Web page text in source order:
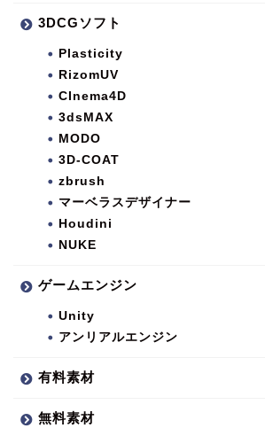
3DCGソフト
Plasticity
RizomUV
CInema4D
3dsMAX
MODO
3D-COAT
zbrush
マーベラスデザイナー
Houdini
NUKE
ゲームエンジン
Unity
アンリアルエンジン
有料素材
無料素材